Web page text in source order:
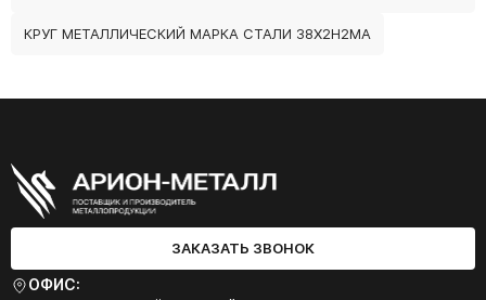
КРУГ МЕТАЛЛИЧЕСКИЙ МАРКА СТАЛИ 38Х2Н2МА
ЗАКАЗАТЬ ЗВОНОК
ОФИС: